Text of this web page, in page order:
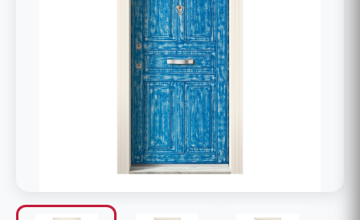
Aramaya başlamak için ürün adı veya model
kodu yazın